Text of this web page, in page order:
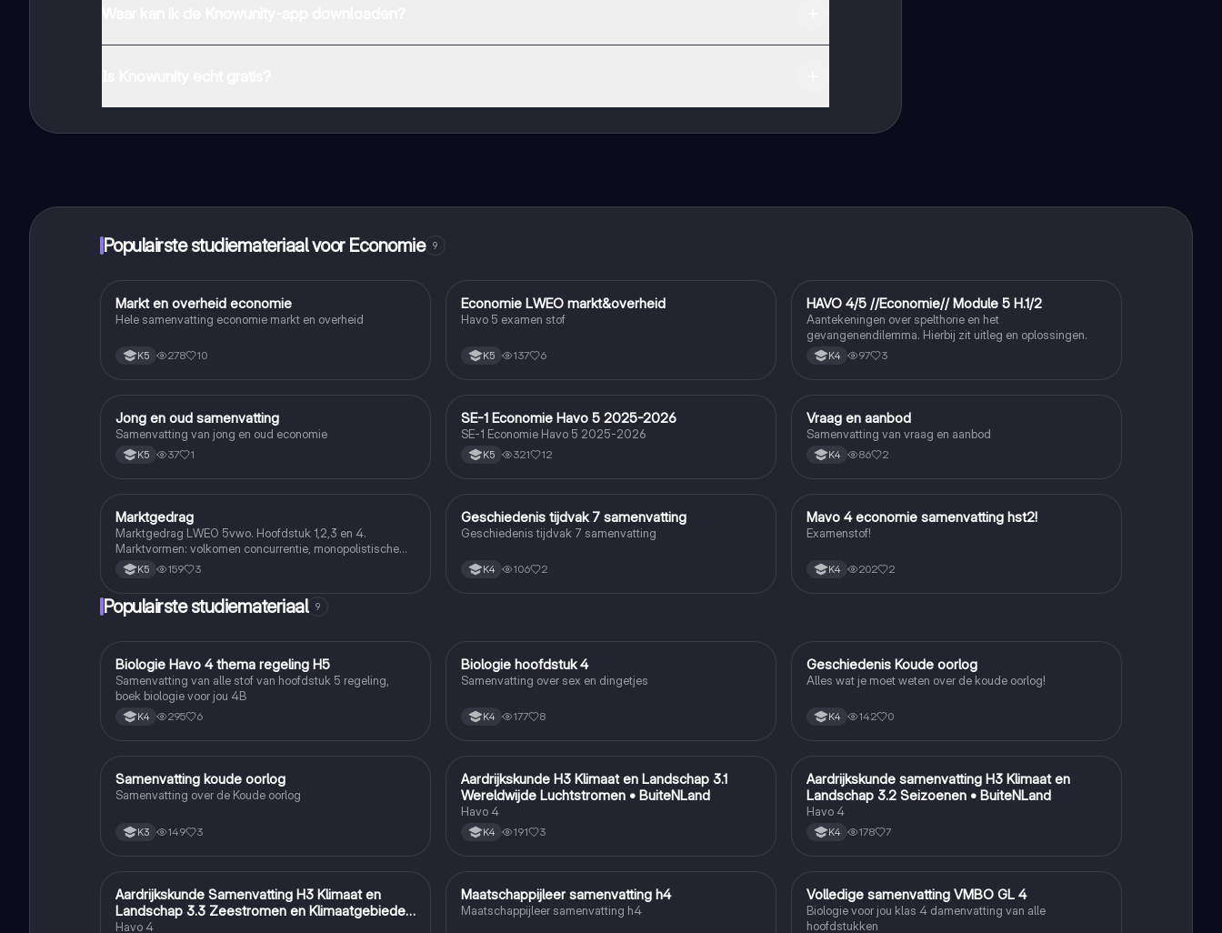
handbereik!
Populairste studiemateriaal voor Economie 9
Economie
Markt en overheid economie
Hele samenvatting economie markt en overheid
K5 278 10
Economie
Economie LWEO markt&overheid
Havo 5 examen stof
K5 137 6
Economie
HAVO 4/5 //Economie// Module 5 H.1/2
Aantekeningen over spelthorie en het
gevangenendilemma. Hierbij zit uitleg en oplossingen.
K4 97 3
Economie
Jong en oud samenvatting
Samenvatting van jong en oud economie
K5 37 1
Economie
SE-1 Economie Havo 5 2025-2026
SE-1 Economie Havo 5 2025-2026
K5 321 12
Economie
Vraag en aanbod
Samenvatting van vraag en aanbod
K4 86 2
Economie
Marktgedrag
Marktgedrag LWEO 5vwo. Hoofdstuk 1,2,3 en 4.
Marktvormen: volkomen concurrentie, monopolistische
concurrentie, oligopolie en monopolie
K5 159 3
Economie
Geschiedenis tijdvak 7 samenvatting
Geschiedenis tijdvak 7 samenvatting
K4 106 2
Economie
Mavo 4 economie samenvatting hst2!
Examenstof!
K4 202 2
Populairste studiemateriaal 9
Biologie
Biologie Havo 4 thema regeling H5
Samenvatting van alle stof van hoofdstuk 5 regeling,
boek biologie voor jou 4B
K4 295 6
Biologie
Biologie hoofdstuk 4
Samenvatting over sex en dingetjes
K4 177 8
Geschiedenis
Geschiedenis Koude oorlog
Alles wat je moet weten over de koude oorlog!
K4 142 0
Geschiedenis
Samenvatting koude oorlog
Samenvatting over de Koude oorlog
K3 149 3
Aardrijkskunde
Aardrijkskunde H3 Klimaat en Landschap 3.1
Wereldwijde Luchtstromen • BuiteNLand
Havo 4
K4 191 3
Aardrijkskunde
Aardrijkskunde samenvatting H3 Klimaat en
Landschap 3.2 Seizoenen • BuiteNLand
Havo 4
K4 178 7
Aardrijkskunde
Aardrijkskunde Samenvatting H3 Klimaat en
Landschap 3.3 Zeestromen en Klimaatgebieden
• BuiteNLand
Havo 4
Maatschappijleer
Maatschappijleer samenvatting h4
Maatschappijleer samenvatting h4
Biologie
Volledige samenvatting VMBO GL 4
Biologie voor jou klas 4 damenvatting van alle
hoofdstukken